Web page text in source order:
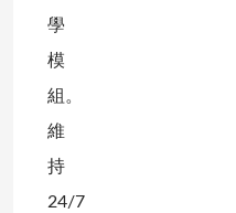
學
模
組。
維
持
24/7